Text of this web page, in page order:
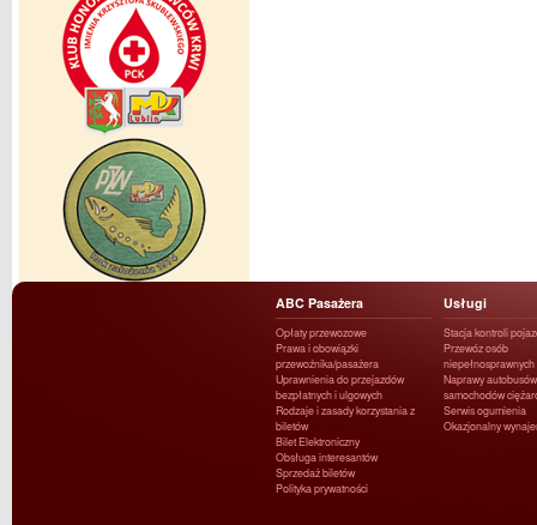
ABC Pasażera
Opłaty przewozowe
Prawa i obowiązki
przewoźnika/pasażera
Uprawnienia do przejazdów
bezpłatnych i ulgowych
Rodzaje i zasady korzystania z
biletów
Bilet Elektroniczny
Obsługa interesantów
Sprzedaż biletów
Polityka prywatności
Usługi
Stacja kontroli
Przewóz osób
niepełnosprawnych
Naprawy
samochodów
Serwis ogumienia
Okazjonalny